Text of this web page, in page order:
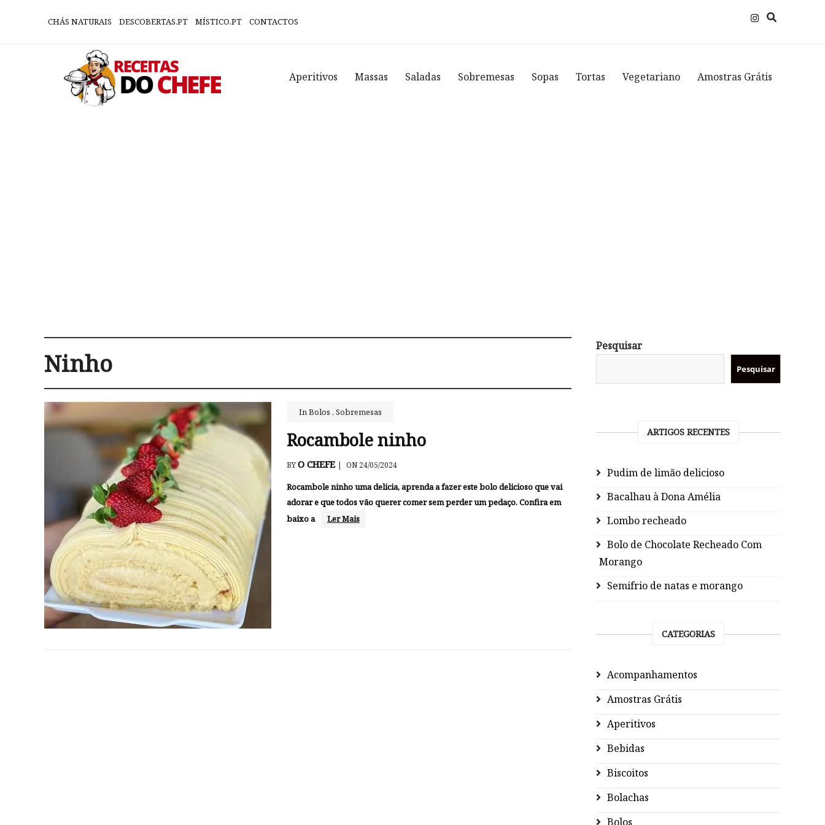
CHÁS NATURAIS DESCOBERTAS.PT MÍSTICO.PT CONTACTOS
Aperitivos Massas Saladas Sobremesas Sopas Tortas Vegetariano Amostras Grátis
Ninho
InBolos , Sobremesas
Rocambole ninho
BYO CHEFE | ON 24/05/2024
Rocambole ninho uma delicia, aprenda a fazer este bolo delicioso que vai
adorar e que todos vão querer comer sem perder um pedaço. Confira em
baixo a
Ler Mais
Pesquisar
Pesquisar
ARTIGOS RECENTES
Pudim de limão delicioso
Bacalhau à Dona Amélia
Lombo recheado
Bolo de Chocolate Recheado Com
Morango
Semifrio de natas e morango
CATEGORIAS
Acompanhamentos
Amostras Grátis
Aperitivos
Bebidas
Biscoitos
Bolachas
Bolos